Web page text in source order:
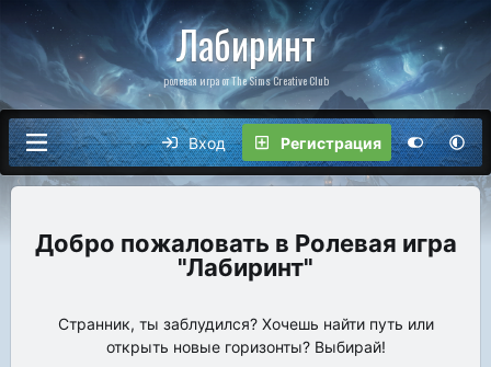
Лабиринт
ролевая игра от The Sims Creative Club
Вход Регистрация
Ролевая игра
"Лабиринт"
Странник, ты заблудился? Хочешь найти путь или
открыть новые горизонты? Выбирай!